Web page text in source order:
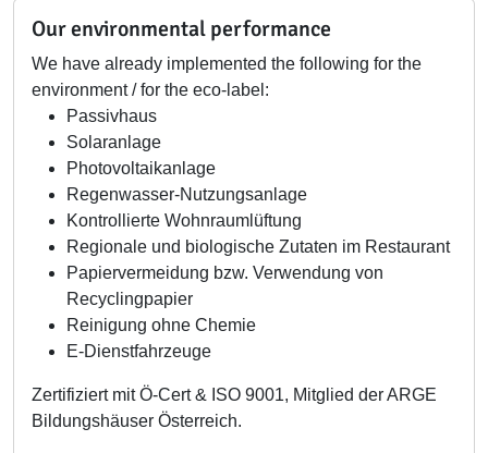
Our environmental performance
We have already implemented the following for the
environment / for the eco-label:
Passivhaus
Solaranlage
Photovoltaikanlage
Regenwasser-Nutzungsanlage
Kontrollierte Wohnraumlüftung
Regionale und biologische Zutaten im Restaurant
Papiervermeidung bzw. Verwendung von
Recyclingpapier
Reinigung ohne Chemie
E-Dienstfahrzeuge
Zertifiziert mit Ö-Cert & ISO 9001, Mitglied der ARGE
Bildungshäuser Österreich.